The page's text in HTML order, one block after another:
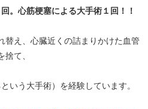
。心筋梗塞による大手術１回！！
替え、心臓近くの詰まりかけた血管
捨て、
いう大手術）を経験しています。